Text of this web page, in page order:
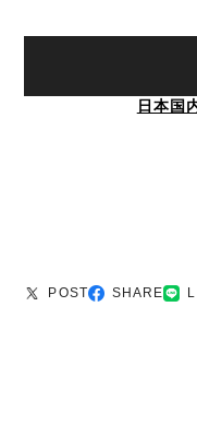
日本国
POST SHARE